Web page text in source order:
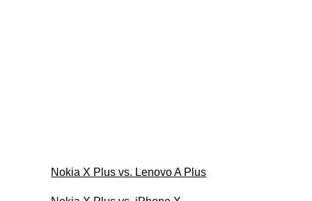
Nokia X Plus vs. Lenovo A Plus